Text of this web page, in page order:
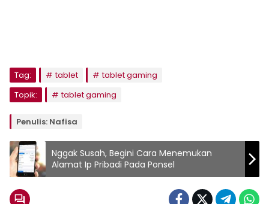
Tag: tablet
tablet gaming
Topik:
tablet gaming
Penulis: Nafisa
Nggak Susah, Begini Cara Menemukan
Alamat Ip Pribadi Pada Ponsel